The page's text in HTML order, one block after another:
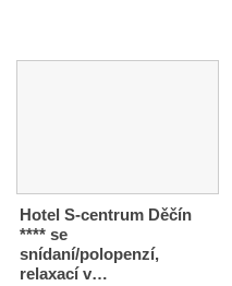
Hotel S-centrum Děčín
**** se
snídaní/polopenzí,
relaxací v…